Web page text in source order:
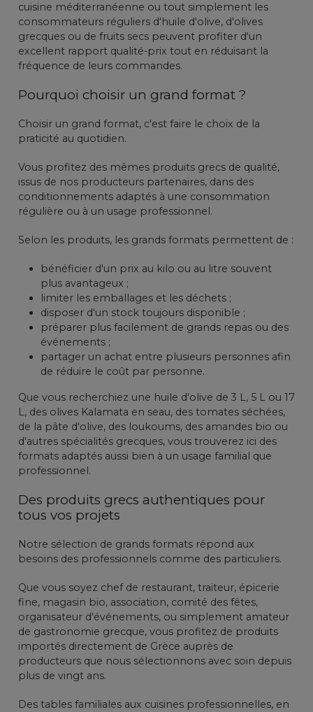
cuisine méditerranéenne ou tout simplement les
consommateurs réguliers d'huile d'olive, d'olives
grecques ou de fruits secs peuvent profiter d'un
excellent rapport qualité-prix tout en réduisant la
fréquence de leurs commandes.
Pourquoi choisir un grand format ?
Choisir un grand format, c'est faire le choix de la
praticité au quotidien.
Vous profitez des mêmes produits grecs de qualité,
issus de nos producteurs partenaires, dans des
conditionnements adaptés à une consommation
régulière ou à un usage professionnel.
Selon les produits, les grands formats permettent de :
bénéficier d'un prix au kilo ou au litre souvent
plus avantageux ;
limiter les emballages et les déchets ;
disposer d'un stock toujours disponible ;
préparer plus facilement de grands repas ou des
événements ;
partager un achat entre plusieurs personnes afin
de réduire le coût par personne.
Que vous recherchiez une huile d'olive de 3 L, 5 L ou 17
L, des olives Kalamata en seau, des tomates séchées,
de la pâte d'olive, des loukoums, des amandes bio ou
d'autres spécialités grecques, vous trouverez ici des
formats adaptés aussi bien à un usage familial que
professionnel.
Des produits grecs authentiques pour
tous vos projets
Notre sélection de grands formats répond aux
besoins des professionnels comme des particuliers.
Que vous soyez chef de restaurant, traiteur, épicerie
fine, magasin bio, association, comité des fêtes,
organisateur d'événements, ou simplement amateur
de gastronomie grecque, vous profitez de produits
importés directement de Grèce auprès de
producteurs que nous sélectionnons avec soin depuis
plus de vingt ans.
Des tables familiales aux cuisines professionnelles, en